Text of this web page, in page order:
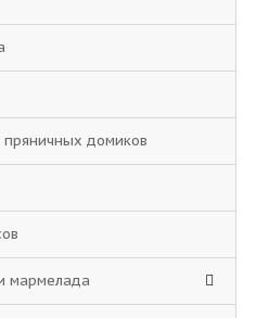
пряничных домиков
мармелада